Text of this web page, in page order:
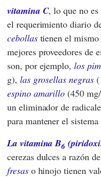
vitamina C, lo que no
el requerimiento diario
cebollastienen el mismo
mejores proveedores de
son, por ejemplo,los
g), las grosellas negras
espino amarillo (450
un eliminador de
para mantener el
La vitamina B6
cerezas dulces a razón
fresaso hinojo tienen